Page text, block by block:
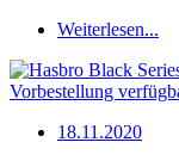
Weiterlesen...
18.11.2020